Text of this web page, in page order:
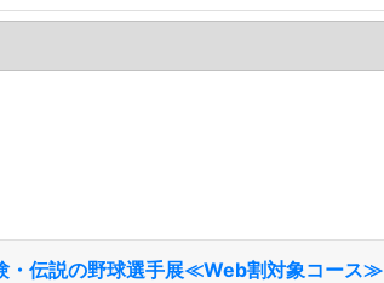
・伝説の野球選手展≪Web割対象コース≫